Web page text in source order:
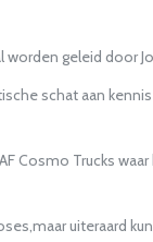
geleid door
schat aan
Cosmo Trucks
uiteraard